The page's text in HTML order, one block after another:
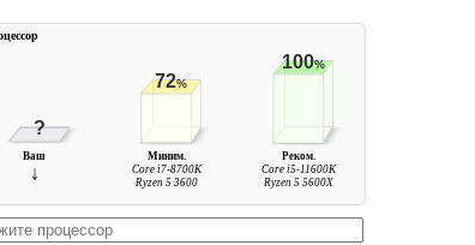
?
72%
100%
Ваш
↓
Миним.
Core i7-8700K
Ryzen 5 3600
Реком.
Core i5-11600K
Ryzen 5 5600X